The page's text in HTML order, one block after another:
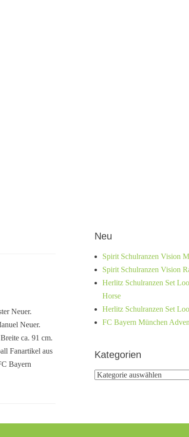
Neuer.
Neuer.
ca. 91 cm.
Fanartikel aus
Bayern
Neu
Spirit Schulranzen Vision
Spirit Schulranzen Vision
Herlitz Schulranzen Set
Horse
Herlitz Schulranzen Set
FC Bayern München
Kategorien
Kategorien